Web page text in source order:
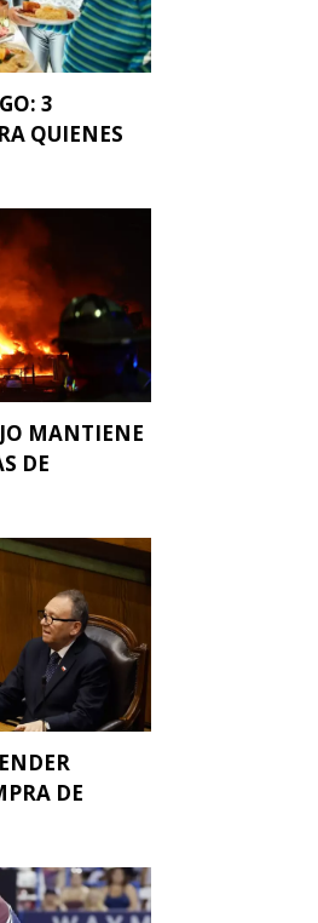
3
QUIENES
MANTIENE
DE
DE